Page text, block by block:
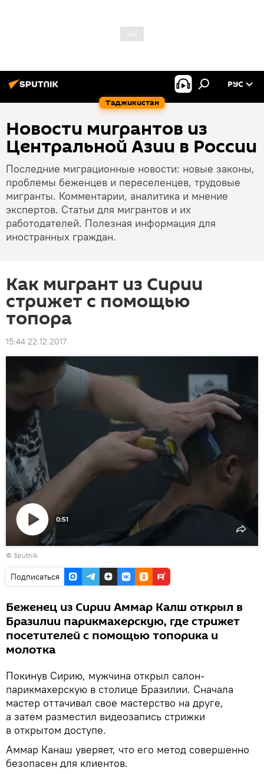
Таджикистан
РУС
Новости мигрантов из
Центральной Азии в России
Последние миграционные новости: новые законы,
проблемы беженцев и переселенцев, трудовые
мигранты. Комментарии, аналитика и мнение
экспертов. Статьи для мигрантов и их
работодателей. Полезная информация для
иностранных граждан.
Как мигрант из Сирии
стрижет с помощью
топора
15:44 22.12.2017
Воспроизвести
видео
0:51
© Sputnik
Подписаться
Беженец из Сирии Аммар Калш открыл в
Бразилии парикмахерскую, где стрижет
посетителей с помощью топорика и
молотка
Покинув Сирию, мужчина открыл салон-
парикмахерскую в столице Бразилии. Сначала
мастер оттачивал свое мастерство на друге,
а затем разместил видеозапись стрижки
в открытом доступе.
Аммар Канаш уверяет, что его метод совершенно
безопасен для клиентов.